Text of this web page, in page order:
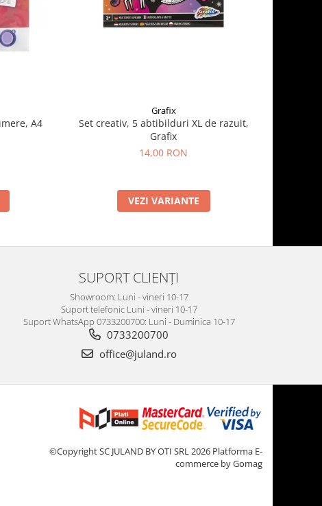
A4
Grafix
Set creativ, 5 abtibilduri XL de razuit,
Grafix
14,00 RON
VEZI VARIANTE
SUPORT CLIENȚI
Showroom: Luni - vineri 10-17
Suport telefonic Luni - vineri 10-17
Suport WhatsApp 0733200700: Luni - Duminica 10-17
0733200700
office@juland.ro
©Copyright SC JULAND BY OTI SRL 2026 Platforma E-
commerce by Gomag